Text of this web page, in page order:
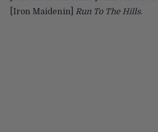
[Iron Maidenin] Run To The Hills.